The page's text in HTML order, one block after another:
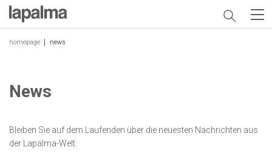
homepage news
News
Bleiben Sie auf dem Laufenden über die neuesten Nachrichten aus
der Lapalma-Welt.